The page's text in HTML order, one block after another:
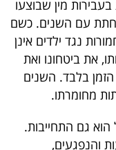
מין שבוצעו
עם השנים. כשם
נגד ילדים אינן
את ביטחונו ואת
הזמן בלבד. השנים
מחומרתו.
גם התחייבות.
והנפגעים,